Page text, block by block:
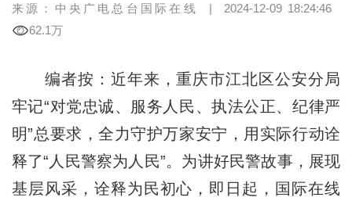
来源：中央广电总台国际在线 | 2024-12-09 18:24:46
62.1万
编者按：近年来，重庆市江北区公安分局
牢记“对党忠诚、服务人民、执法公正、纪律严
明”总要求，全力守护万家安宁，用实际行动诠
释了“人民警察为人民”。为讲好民警故事，展现
基层风采，诠释为民初心，即日起，国际在线